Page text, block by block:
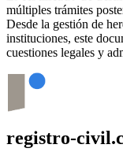
múltiples trámites
Desde la gestión de
instituciones, este
cuestiones legales y
registro-